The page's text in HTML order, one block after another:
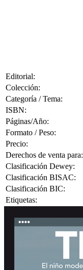
Editorial:
Colección:
Categoría / Tema:
ISBN:
Páginas/Año:
Formato / Peso:
Precio:
Derechos de venta para:
Clasificación Dewey:
Clasificación BISAC:
Clasificación BIC:
Etiquetas: